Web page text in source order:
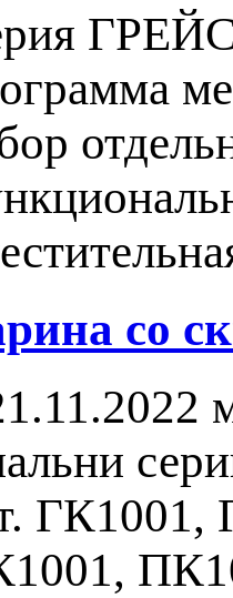
ГРЕЙС
со
ГК1001,